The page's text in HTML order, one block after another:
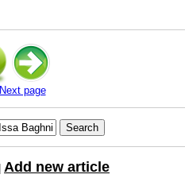
Next page
Add new article